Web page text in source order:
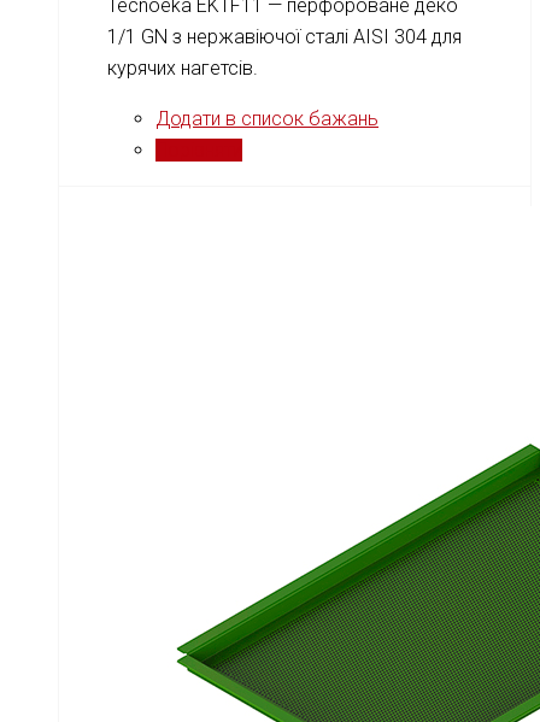
Tecnoeka EKTF11 — перфороване деко
1/1 GN з нержавіючої сталі AISI 304 для
курячих нагетсів.
Додати в список бажань